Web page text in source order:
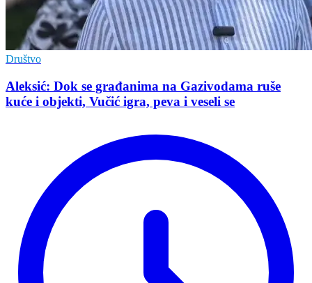
Društvo
Aleksić: Dok se građanima na Gazivodama ruše
kuće i objekti, Vučić igra, peva i veseli se